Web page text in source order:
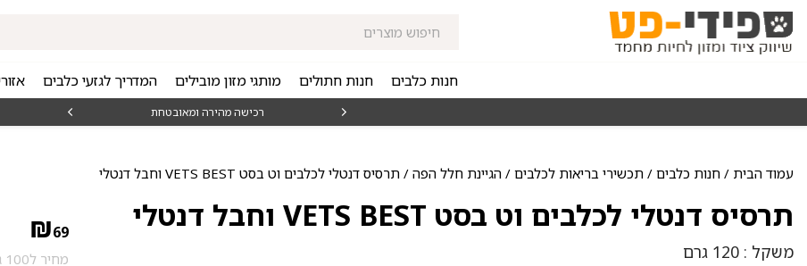
חנות כלבים חנות חתולים מותגי מזון מובילים המדריך לגזעי כלבים
רכישה מהירה ומאובטחת
עמוד הבית / חנות כלבים / תכשירי בריאות לכלבים / הגיינת חלל הפה / תרסיס דנטלי לכלבים וט בסט VETS BEST וחבל דנטלי
תרסיס דנטלי לכלבים וט בסט VETS BEST וחבל דנטלי
משקל : 120 גרם
₪69
מחיר ל100 גרם: 57.5 ₪